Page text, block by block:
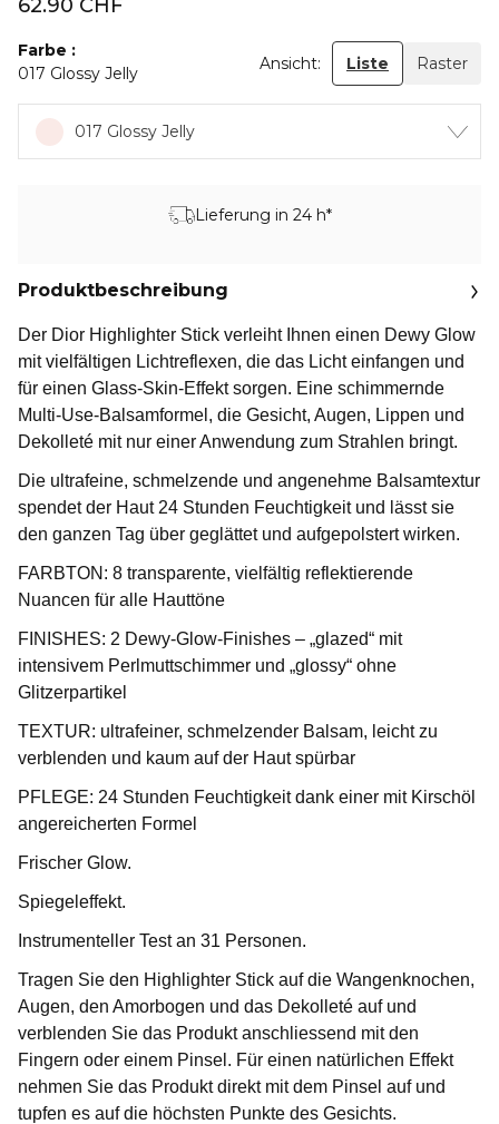
62.90 CHF
Farbe
017 Glossy Jelly
Ansicht: Liste Raster
017 Glossy Jelly
Lieferung in 24 h*
Produktbeschreibung
Der Dior Highlighter Stick verleiht Ihnen einen Dewy Glow
mit vielfältigen Lichtreflexen, die das Licht einfangen und
für einen Glass-Skin-Effekt sorgen. Eine schimmernde
Multi-Use-Balsamformel, die Gesicht, Augen, Lippen und
Dekolleté mit nur einer Anwendung zum Strahlen bringt.
Die ultrafeine, schmelzende und angenehme Balsamtextur
spendet der Haut 24 Stunden Feuchtigkeit und lässt sie
den ganzen Tag über geglättet und aufgepolstert wirken.
FARBTON: 8 transparente, vielfältig reflektierende
Nuancen für alle Hauttöne
FINISHES: 2 Dewy-Glow-Finishes – „glazed“ mit
intensivem Perlmuttschimmer und „glossy“ ohne
Glitzerpartikel
TEXTUR: ultrafeiner, schmelzender Balsam, leicht zu
verblenden und kaum auf der Haut spürbar
PFLEGE: 24 Stunden Feuchtigkeit dank einer mit Kirschöl
angereicherten Formel
Frischer Glow.
Spiegeleffekt.
Instrumenteller Test an 31 Personen.
Tragen Sie den Highlighter Stick auf die Wangenknochen,
Augen, den Amorbogen und das Dekolleté auf und
verblenden Sie das Produkt anschliessend mit den
Fingern oder einem Pinsel. Für einen natürlichen Effekt
nehmen Sie das Produkt direkt mit dem Pinsel auf und
tupfen es auf die höchsten Punkte des Gesichts.